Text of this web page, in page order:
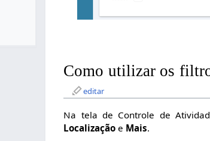
Como utilizar os
editar
Na tela de Controle de
Localização e Mais.